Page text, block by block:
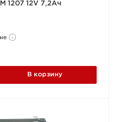
1207 12V 7,2Ач
В корзину